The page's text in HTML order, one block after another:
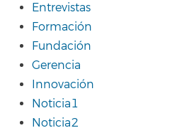
Entrevistas
Formación
Fundación
Gerencia
Innovación
Noticia1
Noticia2